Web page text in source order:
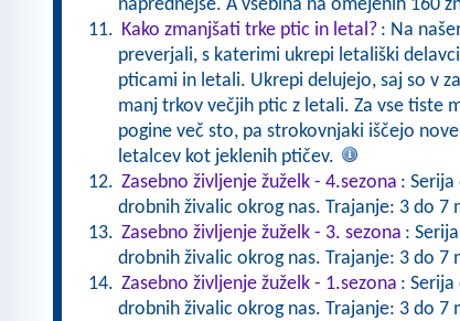
naprednejše. A vsebina na omejenih 160
Kako zmanjšati trke ptic in letal? : Na
preverjali, s katerimi ukrepi letališki
pticami in letali. Ukrepi delujejo, saj so v
manj trkov večjih ptic z letali. Za vse tiste
pogine več sto, pa strokovnjaki iščejo
letalcev kot jeklenih ptičev.
Zasebno življenje žuželk - 4.sezona :
drobnih živalic okrog nas. Trajanje: 3 do 7
Zasebno življenje žuželk - 3. sezona :
drobnih živalic okrog nas. Trajanje: 3 do 7
Zasebno življenje žuželk - 1.sezona :
drobnih živalic okrog nas. Trajanje: 3 do 7